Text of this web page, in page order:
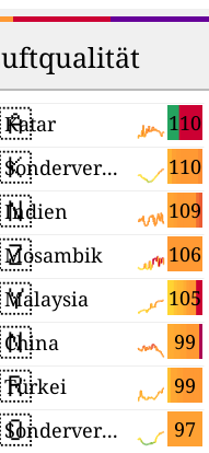
110
Katar
110
Sonderverwaltungsregion Hongkong
109
Indien
106
Mosambik
105
Malaysia
99
China
99
Türkei
97
Sonderverwaltungsregion Macau